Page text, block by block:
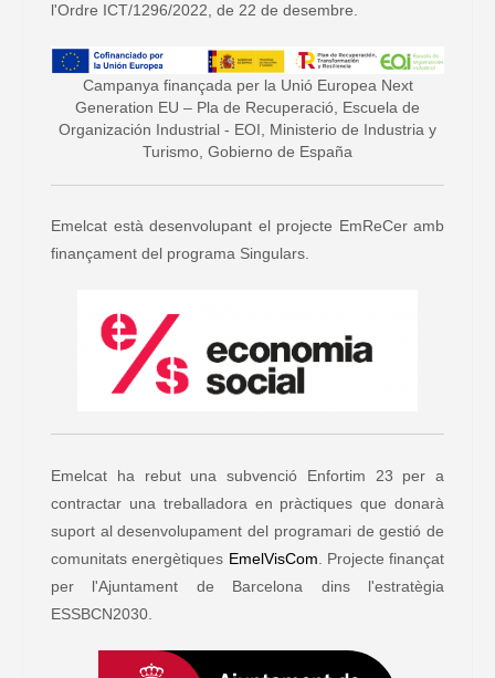
l'Ordre ICT/1296/2022, de 22 de desembre.
Campanya finançada per la Unió Europea Next
Generation EU – Pla de Recuperació, Escuela de
Organización Industrial - EOI, Ministerio de Industria y
Turismo, Gobierno de España
Emelcat està desenvolupant el projecte EmReCer amb
finançament del programa Singulars.
Emelcat ha rebut una subvenció Enfortim 23 per a
contractar una treballadora en pràctiques que donarà
suport al desenvolupament del programari de gestió de
comunitats energètiques EmelVisCom . Projecte finançat
per l'Ajuntament de Barcelona dins l'estratègia
ESSBCN2030.